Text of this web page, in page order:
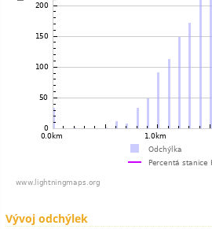
Vývoj odchýlek